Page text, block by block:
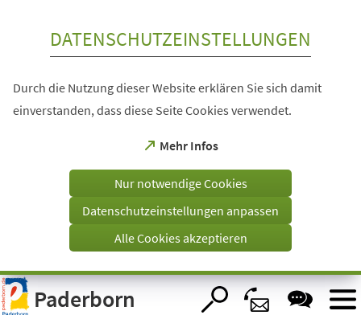
Visuelle
Assistenzsoftware
öffnen.
DATENSCHUTZEINSTELLUNGEN
Durch die Nutzung dieser Website erklären Sie sich damit
einverstanden, dass diese Seite Cookies verwendet.
Mehr Infos
(Öffnet
einem
Tab)
Nur notwendige Cookies
Datenschutzeinstellungen anpassen
Alle Cookies akzeptieren
Paderborn